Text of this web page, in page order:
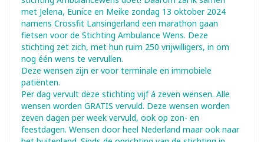
met Jelena, Eunice en Meike zondag 13 oktober 2024
namens Crossfit Lansingerland een marathon gaan
fietsen voor de Stichting Ambulance Wens. Deze
stichting zet zich, met hun ruim 250 vrijwilligers, in om
nog één wens te vervullen.
Deze wensen zijn er voor terminale en immobiele
patiënten.
Per dag vervult deze stichting vijf á zeven wensen. Alle
wensen worden GRATIS vervuld. Deze wensen worden
zeven dagen per week vervuld, ook op zon- en
feestdagen. Wensen door heel Nederland maar ook naar